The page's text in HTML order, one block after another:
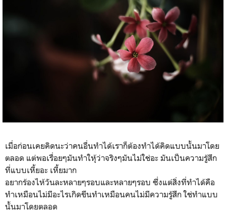
เมื่อก่อนเคยคิดนะว่าคนอื่นทำได้เราก็ต้องทำได้คิดแบบนั้นมาโดย
ตลอด แต่พอเรื่อยๆมันทำใหุ้ว่าจริงๆมันไม่ใช่อะ มันเป็นความรู้สึก
ที่แบบเหี้ยอะ เหี้ยมาก
อยากร้องไห้วันละหลายๆรอบและหลายๆรอบ ซึ่งแต่สิ่งที่ทำได้คือ
ทำเหมือนไม่มีอะไรเกิดขึนทำเหมือนคนไม่มีความรู้สึก ใช่ทำแบบ
นั้นมาโดยตลอด